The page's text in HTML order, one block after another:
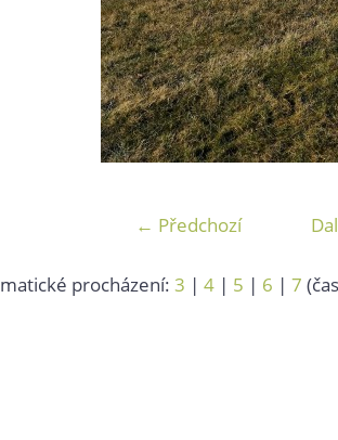
← Předchozí
procházení: 3 | 4 | 5 | 6 | 7